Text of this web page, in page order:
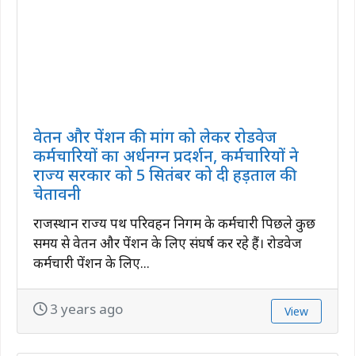
वेतन और पेंशन की मांग को लेकर रोडवेज
कर्मचारियों का अर्धनग्न प्रदर्शन, कर्मचारियों ने
राज्य सरकार को 5 सितंबर को दी हड़ताल की
चेतावनी
राजस्थान राज्य पथ परिवहन निगम के कर्मचारी पिछले कुछ
समय से वेतन और पेंशन के लिए संघर्ष कर रहे हैं। रोडवेज
कर्मचारी पेंशन के लिए...
3 years ago View